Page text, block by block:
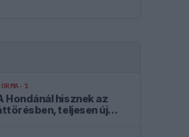
1
Hondánál hisznek az
teljesen új